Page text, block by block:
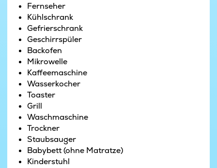
Das Ferienhaus ist mit zwei Badezimmern und
fünf Schlafzimmern mit jeweils zwei
Schlafgelegenheiten ausgestattet. Der
ausgebaute Dachboden mit seinen vier
Schlafgelegenheiten und dem Fernseher ist
besonders bei Kindern und Teenagern äußerst
beliebt.
Auf der Terrasse oder im Garten kann man den
dänischen Sommer genießen, während die
kleinen Gäste im Sandkasten spielen oder
schaukeln- sowohl kleine als auch große Gäste
kommen in diesem Haus also voll auf ihre
Kosten.
Fernseher
Kühlschrank
Gefrierschrank
Geschirrspüler
Backofen
Mikrowelle
Kaffeemaschine
Wasserkocher
Toaster
Grill
Waschmaschine
Trockner
Staubsauger
Babybett (ohne Matratze)
Kinderstuhl